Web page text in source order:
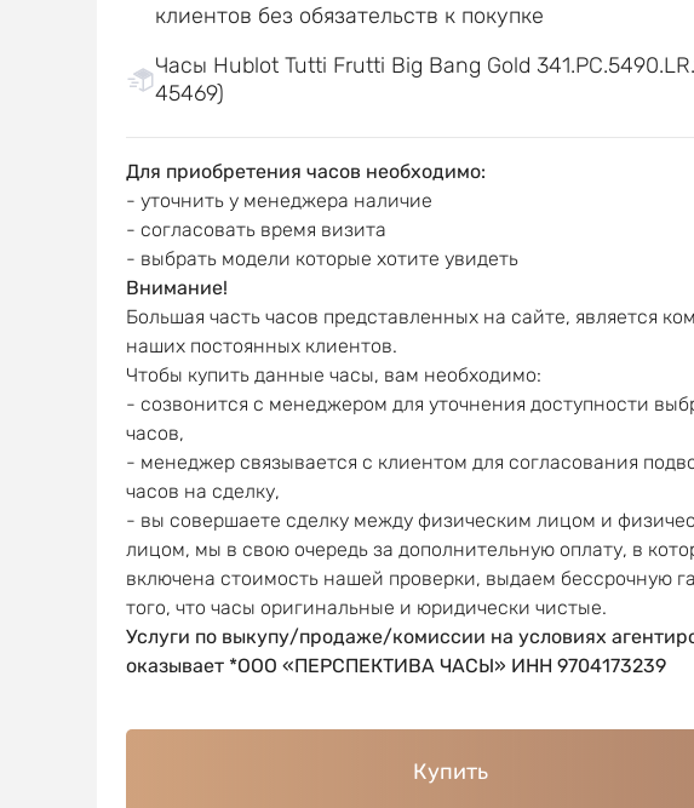
клиентов без обязательств к покупке
Часы Hublot Tutti Frutti Big Bang Gold
45469)
Для приобретения часов необходимо:
- уточнить у менеджера наличие
- согласовать время визита
- выбрать модели которые хотите увидеть
Внимание!
Большая часть часов представленных на сайте, является
наших постоянных клиентов.
Чтобы купить данные часы, вам необходимо:
- созвонится с менеджером для уточнения доступности
часов,
- менеджер связывается с клиентом для согласования
часов на сделку,
- вы совершаете сделку между физическим лицом и
лицом, мы в свою очередь за дополнительную оплату, в
включена стоимость нашей проверки, выдаем бессрочную
того, что часы оригинальные и юридически чистые.
Услуги по выкупу/продаже/комиссии на условиях
оказывает *ООО «ПЕРСПЕКТИВА ЧАСЫ» ИНН 9704173239
Купить